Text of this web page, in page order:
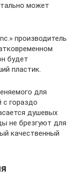
может
производитель
будет
пластик.
для
с гораздо
душевых
не брезгуют для
качественный